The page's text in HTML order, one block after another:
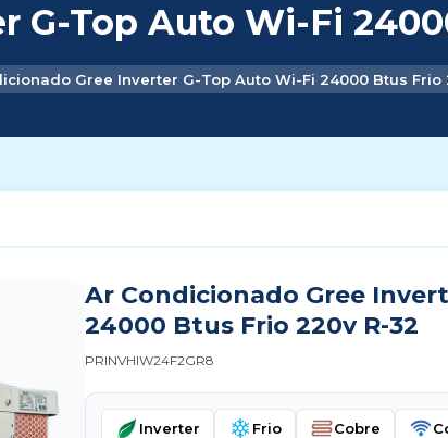
G-Top Auto Wi-Fi
Gree Inverter G-Top Auto Wi-Fi 24000 Btus Frio
Ar Condicionado Gree
24000 Btus Frio 220v R-32
PRINVHIW24F2GR8
Inverter Frio Cobre